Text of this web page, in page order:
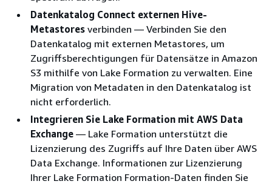
Datenkatalog Connect externen Hive-
Metastores verbinden — Verbinden Sie den
Datenkatalog mit externen Metastores, um
Zugriffsberechtigungen für Datensätze in Amazon
S3 mithilfe von Lake Formation zu verwalten. Eine
Migration von Metadaten in den Datenkatalog ist
nicht erforderlich.
Integrieren Sie Lake Formation mit AWS Data
Exchange — Lake Formation unterstützt die
Lizenzierung des Zugriffs auf Ihre Daten über AWS
Data Exchange. Informationen zur Lizenzierung
Ihrer Lake Formation Formation-Daten finden Sie